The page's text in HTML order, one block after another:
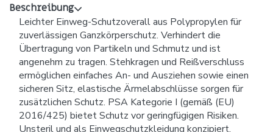
Beschreibung
Leichter Einweg-Schutzoverall aus Polypropylen für
zuverlässigen Ganzkörperschutz. Verhindert die
Übertragung von Partikeln und Schmutz und ist
angenehm zu tragen. Stehkragen und Reißverschluss
ermöglichen einfaches An- und Ausziehen sowie einen
sicheren Sitz, elastische Ärmelabschlüsse sorgen für
zusätzlichen Schutz. PSA Kategorie I (gemäß (EU)
2016/425) bietet Schutz vor geringfügigen Risiken.
Unsteril und als Einwegschutzkleidung konzipiert,